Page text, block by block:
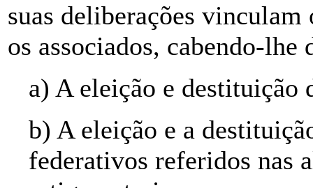
suas deliberações
os associados, cabendo-lhe
a) A eleição e destituição
b) A eleição e a
federativos referidos nas